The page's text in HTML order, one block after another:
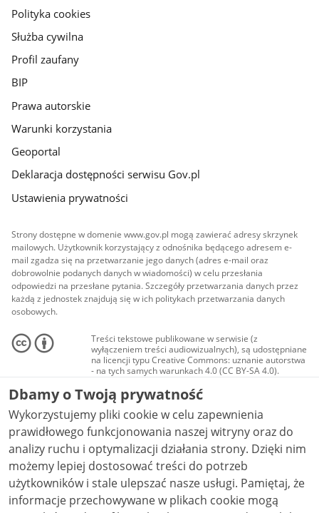
gov.pl
Polityka cookies
Służba cywilna
Profil zaufany
BIP
Prawa autorskie
Warunki korzystania
Geoportal
Deklaracja dostępności serwisu Gov.pl
Ustawienia prywatności
Strony dostępne w domenie www.gov.pl mogą zawierać adresy skrzynek
mailowych. Użytkownik korzystający z odnośnika będącego adresem e-
mail zgadza się na przetwarzanie jego danych (adres e-mail oraz
dobrowolnie podanych danych w wiadomości) w celu przesłania
odpowiedzi na przesłane pytania. Szczegóły przetwarzania danych przez
każdą z jednostek znajdują się w ich politykach przetwarzania danych
osobowych.
Treści tekstowe publikowane w serwisie (z
wyłączeniem treści audiowizualnych), są udostępniane
na licencji typu Creative Commons: uznanie autorstwa
- na tych samych warunkach 4.0 (CC BY-SA 4.0).
Materiały audiowizualne, w tym zdjęcia, materiały
audio i wideo, są udostępniane na licencji typu
Creative Commons: uznanie autorstwa użycie
niekomercyjne - bez utworów zależnych 4.0 (CC BY-
NC-ND 4.0), o ile nie jest to stwierdzone inaczej.
Dbamy o Twoją prywatność
Wykorzystujemy pliki cookie w celu zapewnienia
prawidłowego funkcjonowania naszej witryny oraz do
analizy ruchu i optymalizacji działania strony. Dzięki nim
możemy lepiej dostosować treści do potrzeb
użytkowników i stale ulepszać nasze usługi. Pamiętaj, że
informacje przechowywane w plikach cookie mogą